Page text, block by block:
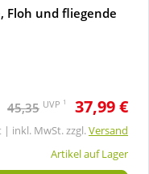
Floh und fliegende
45,35 UVP 1 37,99 €
| inkl. MwSt. zzgl.Versand
Artikel auf Lager